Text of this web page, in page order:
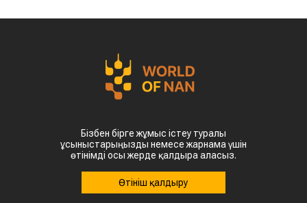
Бізбен бірге жұмыс істеу туралы
ұсыныстарыңызды немесе жарнама үшін
өтінімді осы жерде қалдыра аласыз.
Өтініш қалдыру